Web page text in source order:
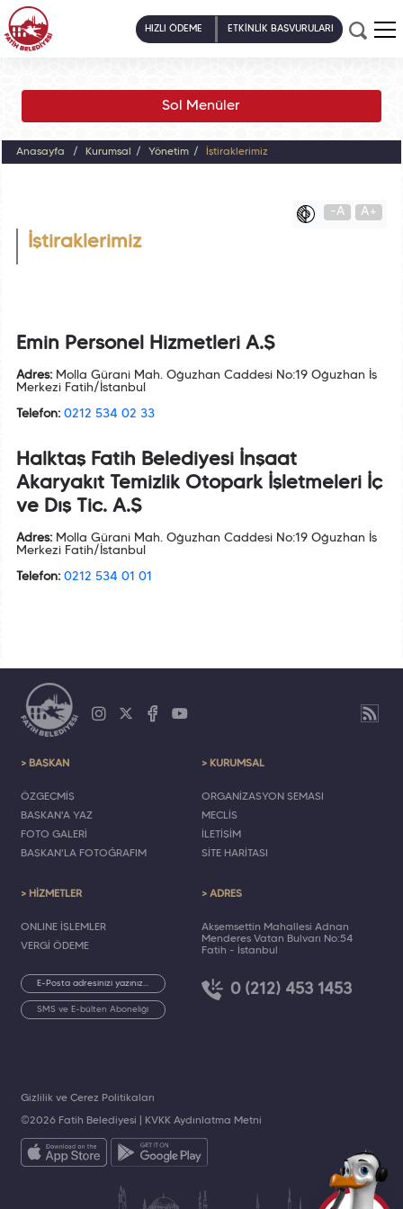
HIZLI ÖDEME ETKİNLİK BAŞVURULARI
Sol Menüler
Anasayfa Kurumsal Yönetim İştiraklerimiz
-A A+
İştiraklerimiz
Emin Personel Hizmetleri A.Ş
Adres: Molla Gürani Mah. Oğuzhan Caddesi No:19 Oğuzhan İş
Merkezi Fatih/İstanbul
Telefon: 0212 534 02 33
Halktaş Fatih Belediyesi İnşaat
Akaryakıt Temizlik Otopark İşletmeleri İç
ve Dış Tic. A.Ş
Adres:Molla Gürani Mah. Oğuzhan Caddesi No:19 Oğuzhan İş
Merkezi Fatih/İstanbul
Telefon: 0212 534 01 01
> BAŞKAN
ÖZGEÇMİŞ
BAŞKAN'A YAZ
FOTO GALERİ
BAŞKAN'LA FOTOĞRAFIM
> KURUMSAL
ORGANİZASYON ŞEMASI
MECLİS
İLETİŞİM
SİTE HARİTASI
> HİZMETLER
ONLINE İŞLEMLER
VERGİ ÖDEME
SMS ve E-bülten Aboneliği
> ADRES
Akşemsettin Mahallesi Adnan
Menderes Vatan Bulvarı No:54
Fatih - İstanbul
0 (212) 453 1453
©2026 Fatih Belediyesi | KVKK Aydınlatma Metni
Gizlilik ve Çerez Politikaları